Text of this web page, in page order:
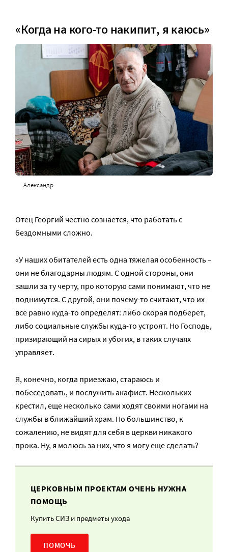
«Когда на кого-то накипит, я каюсь»
Александр
Отец Георгий честно сознается, что работать с
бездомными сложно.
«У наших обитателей есть одна тяжелая особенность –
они не благодарны людям. С одной стороны, они
зашли за ту черту, про которую сами понимают, что не
поднимутся. С другой, они почему-то считают, что их
все равно куда-то определят: либо скорая подберет,
либо социальные службы куда-то устроят. Но Господь,
призирающий на сирых и убогих, в таких случаях
управляет.
Я, конечно, когда приезжаю, стараюсь и
побеседовать, и послужить акафист. Нескольких
крестил, еще несколько сами ходят своими ногами на
службы в ближайший храм. Но большинство, к
сожалению, не видят для себя в церкви никакого
прока. Ну, я молюсь за них, что я могу еще сделать?
ЦЕРКОВНЫМ ПРОЕКТАМ ОЧЕНЬ НУЖНА
ПОМОЩЬ
Купить СИЗ и предметы ухода
ПОМОЧЬ